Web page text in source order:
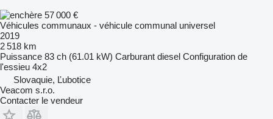
57 000 €
Véhicules communaux - véhicule communal universel
2019
2 518 km
Puissance 83 ch (61.01 kW) Carburant diesel Configuration de
l'essieu 4x2
Slovaquie, Ľubotice
Veacom s.r.o.
Contacter le vendeur